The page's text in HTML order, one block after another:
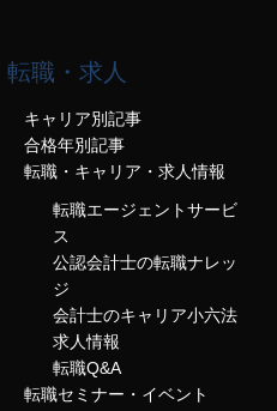
転職・求人
キャリア別記事
合格年別記事
転職・キャリア・求人情報
転職エージェントサービ
ス
公認会計士の転職ナレッ
ジ
会計士のキャリア小六法
求人情報
転職Q&A
転職セミナー・イベント